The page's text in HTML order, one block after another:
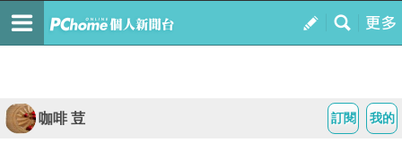
我的
訂閱
咖啡 荳